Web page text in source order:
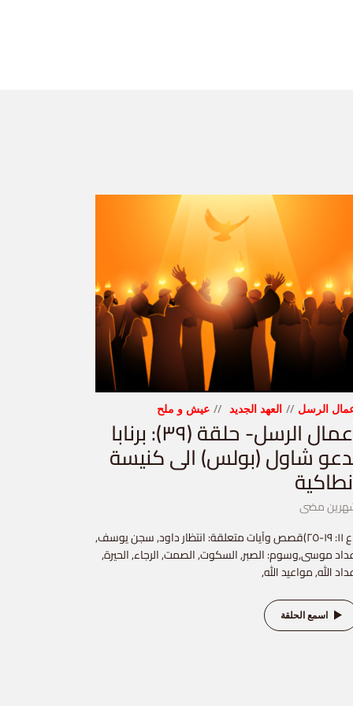
الرسل العهد الجديد عيش و ملح
أعمال الرسل- حلقة (٣٩): برنابا
شاول (بولس) الى كنيسة
مضى
(اع ١١: ١٩-٢٥)قصص وآيات متعلقة: انتظار داود, سجن يوسف,
موسى,وسوم: الصبر, السكوت, الصمت, الرجاء, الحيرة,
الله, مواعيد الله,
اسمع الحلقة